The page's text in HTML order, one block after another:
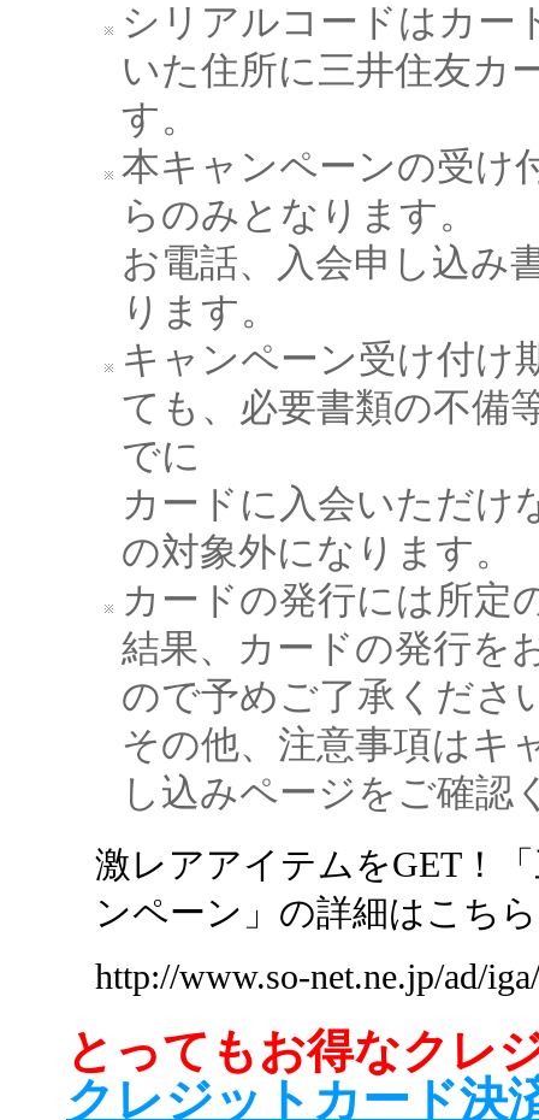
シリアルコードはカー
いた住所に三井住友カ
す。
本キャンペーンの受け
らのみとなります。
お電話、入会申し込み
ります。
キャンペーン受け付け
ても、必要書類の不備
でに
カードに入会いただけ
の対象外になります。
カードの発行には所定
結果、カードの発行を
ので予めご了承くださ
その他、注意事項はキ
し込みページをご確認
激レアアイテムをGET！
ンペーン」の詳細はこちら
http://www.so-net.ne.jp/ad/
とってもお得なクレ
クレジットカード決